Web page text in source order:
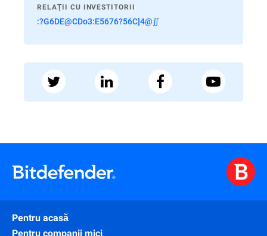
RELAȚII CU INVESTITORII
:?G6DE@CDo3:E5676?56C]4@∬
Pentru acasă
Pentru companii mici